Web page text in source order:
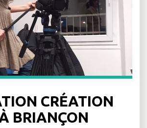
CRÉATION
BRIANÇON